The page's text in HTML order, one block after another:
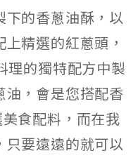
的香蔥油酥，以
精選的紅蔥頭，
理的獨特配方中製
，會是您搭配香
食配料，而在我
要遠遠的就可以